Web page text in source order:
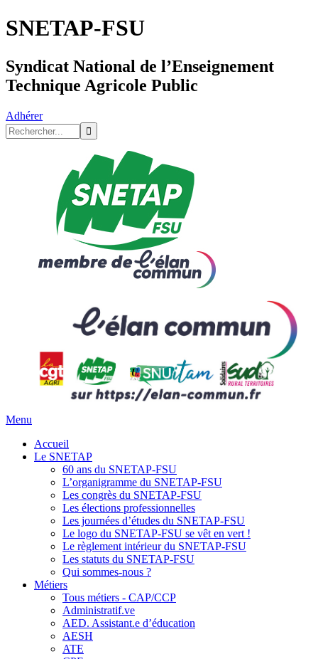
SNETAP-FSU
Syndicat National de l’Enseignement
Technique Agricole Public
Adhérer
Menu
Accueil
Le SNETAP
60 ans du SNETAP-FSU
L’organigramme du SNETAP-FSU
Les congrès du SNETAP-FSU
Les élections professionnelles
Les journées d’études du SNETAP-FSU
Le logo du SNETAP-FSU se vêt en vert !
Le règlement intérieur du SNETAP-FSU
Les statuts du SNETAP-FSU
Qui sommes-nous ?
Métiers
Tous métiers - CAP/CCP
Administratif.ve
AED. Assistant.e d’éducation
AESH
ATE